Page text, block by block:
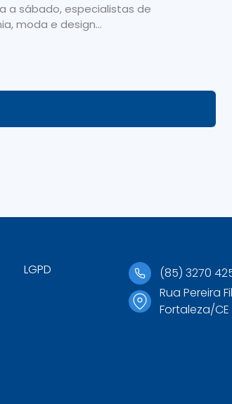
a sábado, especialistas de
moda e design...
LGPD
(85) 3270
Rua Pereira
Fortaleza/CE